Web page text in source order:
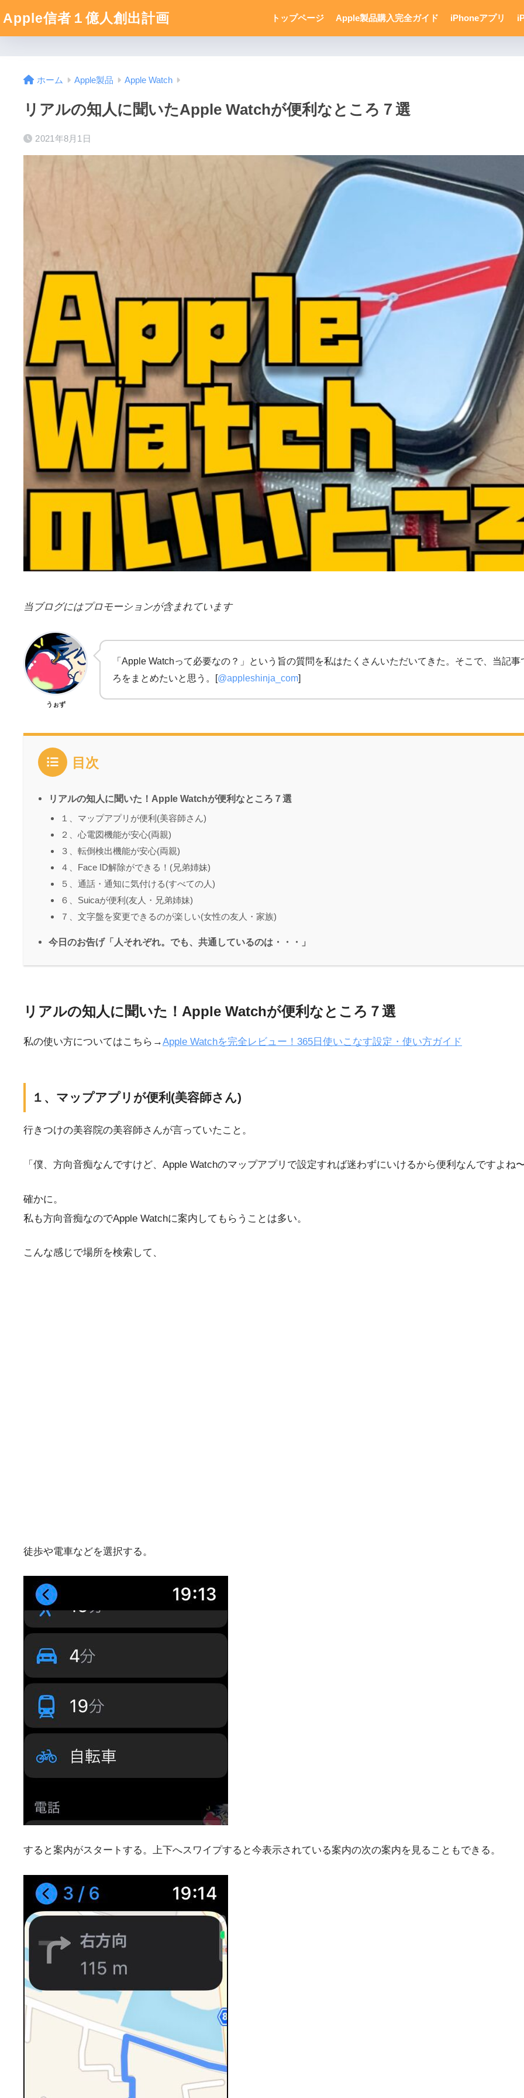
Apple信者１億人創出計画 トップページ Apple製品購入完全ガイド iPhoneアプリ
ホーム Apple製品 Apple Watch
リアルの知人に聞いたApple Watchが便利なところ７選
2021年8月1日
当ブログにはプロモーションが含まれています
うぉず
「Apple Watchって必要なの？」という旨の質問を私はたくさんいただいてきた。そこで、当記
ろをまとめたいと思う。[@appleshinja_com]
目次
リアルの知人に聞いた！Apple Watchが便利なところ７選
１、マップアプリが便利(美容師さん)
２、心電図機能が安心(両親)
３、転倒検出機能が安心(両親)
４、Face ID解除ができる！(兄弟姉妹)
５、通話・通知に気付ける(すべての人)
６、Suicaが便利(友人・兄弟姉妹)
７、文字盤を変更できるのが楽しい(女性の友人・家族)
今日のお告げ「人それぞれ。でも、共通しているのは・・・」
リアルの知人に聞いた！Apple Watchが便利なところ７選
私の使い方についてはこちら→Apple Watchを完全レビュー！365日使いこなす設定・使い方ガイド
１、マップアプリが便利(美容師さん)
行きつけの美容院の美容師さんが言っていたこと。
「僕、方向音痴なんですけど、Apple Watchのマップアプリで設定すれば迷わずにいけるから便利なんですよね
確かに。
私も方向音痴なのでApple Watchに案内してもらうことは多い。
こんな感じで場所を検索して、
徒歩や電車などを選択する。
すると案内がスタートする。上下へスワイプすると今表示されている案内の次の案内を見ることもできる。